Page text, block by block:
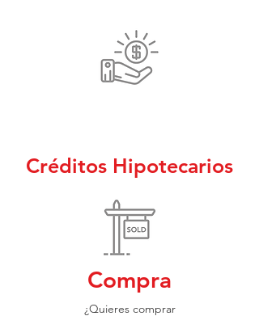
Créditos Hipotecarios
Compra
¿Quieres comprar